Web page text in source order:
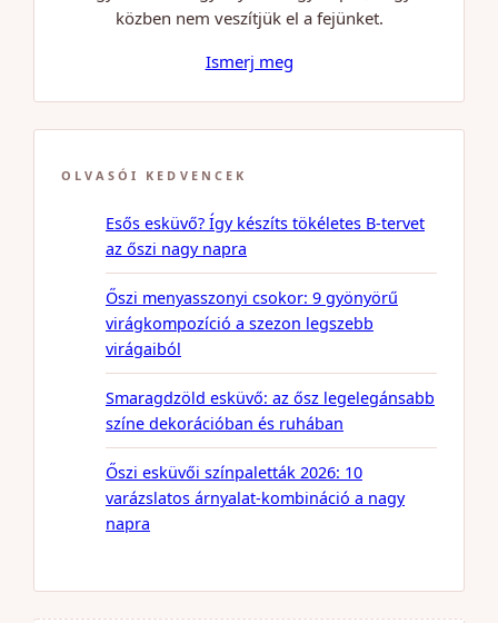
közben nem veszítjük el a fejünket.
Ismerj meg
OLVASÓI KEDVENCEK
Esős esküvő? Így készíts tökéletes B-tervet
az őszi nagy napra
Őszi menyasszonyi csokor: 9 gyönyörű
virágkompozíció a szezon legszebb
virágaiból
Smaragdzöld esküvő: az ősz legelegánsabb
színe dekorációban és ruhában
Őszi esküvői színpaletták 2026: 10
varázslatos árnyalat-kombináció a nagy
napra